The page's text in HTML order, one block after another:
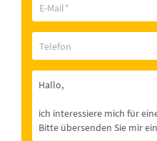
E-Mail*
Telefon